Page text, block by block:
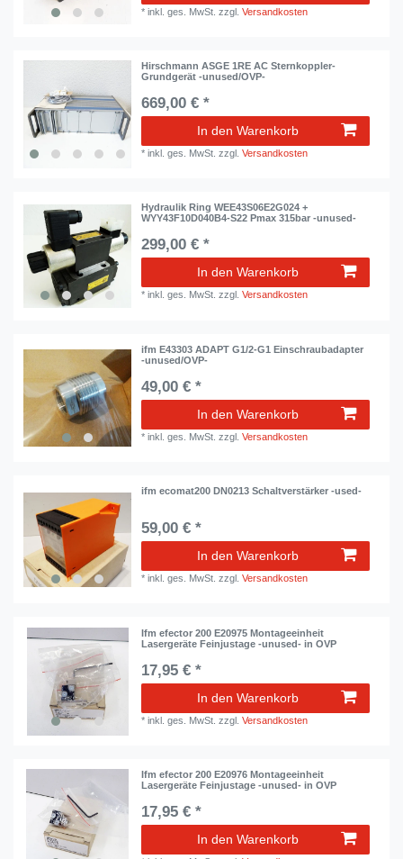
*inkl. ges. MwSt. zzgl.Versandkosten
Hirschmann ASGE 1RE AC Sternkoppler-
Grundgerät -unused/OVP-
669,00 € *
In den Warenkorb
*inkl. ges. MwSt. zzgl.Versandkosten
Hydraulik Ring WEE43S06E2G024 +
WYY43F10D040B4-S22 Pmax 315bar -unused-
299,00 € *
In den Warenkorb
*inkl. ges. MwSt. zzgl.Versandkosten
ifm E43303 ADAPT G1/2-G1 Einschraubadapter
-unused/OVP-
49,00 € *
In den Warenkorb
*inkl. ges. MwSt. zzgl.Versandkosten
ifm ecomat200 DN0213 Schaltverstärker -used-
59,00 € *
In den Warenkorb
*inkl. ges. MwSt. zzgl.Versandkosten
Ifm efector 200 E20975 Montageeinheit
Lasergeräte Feinjustage -unused- in OVP
17,95 € *
In den Warenkorb
*inkl. ges. MwSt. zzgl.Versandkosten
Ifm efector 200 E20976 Montageeinheit
Lasergeräte Feinjustage -unused- in OVP
17,95 € *
In den Warenkorb